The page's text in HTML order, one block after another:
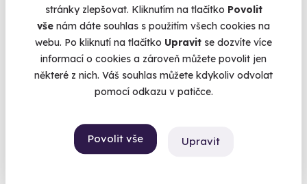
stránky zlepšovat. Kliknutím na tlačítko Povolit
vše nám dáte souhlas s použitím všech cookies na
webu. Po kliknutí na tlačítko Upravit se dozvíte více
informací o cookies a zároveň můžete povolit jen
některé z nich. Váš souhlas můžete kdykoliv odvolat
pomocí odkazu v patičce.
Povolit vše Upravit
Volný termín už 12. 08. 2026